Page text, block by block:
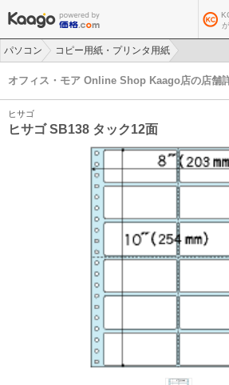
パソコン
コピー用紙・プリンタ用紙
オフィス・モア Online Shop Kaago店の店舗
ヒサゴ
ヒサゴ SB138 タック12面